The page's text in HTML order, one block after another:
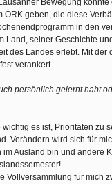
Bewegung
ÖRK geben, die diese
in den
Land, seiner Geschichte
des Landes erlebt. Mit
verankert.
persönlich gelernt habt
wichtig es ist, Prioritäten zu
Verändern wird sich für
Ausland bin und andere
Vollversammlung für mich